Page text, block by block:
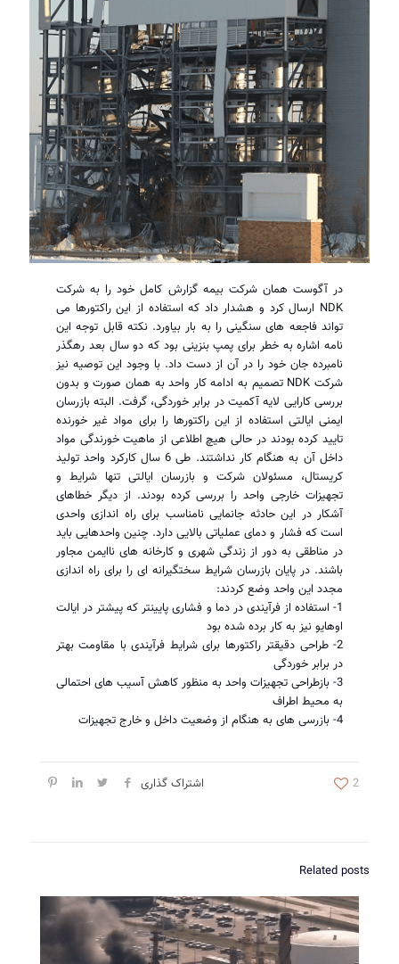
در آگوست همان شرکت بیمه گزارش کامل خود را به شرکت
NDK ارسال کرد و هشدار داد که استفاده از این راکتورها می
تواند فاجعه های سنگینی را به بار بیاورد. نکته قابل توجه این
نامه اشاره به خطر برای پمپ بنزینی بود که دو سال بعد رهگذر
نامبرده جان خود را در آن از دست داد. با وجود این توصیه نیز
شرکت NDK تصمیم به ادامه کار واحد به همان صورت و بدون
بررسی کارایی لایه آکمیت در برابر خوردگی، گرفت. البته بازرسان
ایمنی ایالتی استفاده از این راکتورها را برای مواد غیر خورنده
تایید کرده بودند در حالی هیچ اطلاعی از ماهیت خورندگی مواد
داخل آن به هنگام کار نداشتند. طی 6 سال کارکرد واحد تولید
کریستال، مسئولان شرکت و بازرسان ایالتی تنها شرایط و
تجهیزات خارجی واحد را بررسی کرده بودند. از دیگر خطاهای
آشکار در این حادثه جانمایی نامناسب برای راه اندازی واحدی
است که فشار و دمای عملیاتی بالایی دارد. چنین واحدهایی باید
در مناطقی به دور از زندگی شهری و کارخانه های ناایمن مجاور
باشند. در پایان بازرسان شرایط سختگیرانه ای را برای راه اندازی
مجدد این واحد وضع کردند:
1- استفاده از فرآیندی در دما و فشاری پایینتر که پیشتر در ایالت
اوهایو نیز به کار برده شده بود
2- طراحی دقیقتر راکتورها برای شرایط فرآیندی با مقاومت بهتر
در برابر خوردگی
3- بازطراحی تجهیزات واحد به منظور کاهش آسیب های احتمالی
به محیط اطراف
4- بازرسی های به هنگام از وضعیت داخل و خارج تجهیزات
اشتراک گذاری 2
Related posts